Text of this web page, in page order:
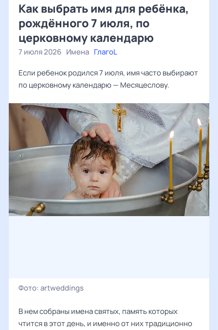
Как выбрать имя для ребёнка,
рождённого 7 июля, по
церковному календарю
7 июля 2026 Имена ГлагоL
Если ребенок родился 7 июля, имя часто выбирают
по церковному календарю — Месяцеслову.
Фото: artweddings
В нем собраны имена святых, память которых
чтится в этот день, и именно от них традиционно